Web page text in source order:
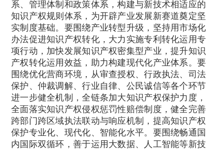
系、管理体制和政策体系，构建与新技术相适应的
知识产权规则体系，为开辟产业发展新赛道奠定坚
实制度基础。要围绕产业转型升级，坚持用市场化
办法促进知识产权转化，大力实施专利转化运用专
项行动，加快发展知识产权密集型产业，提升知识
产权转化运用效益，助力构建现代化产业体系。要
围绕优化营商环境，从审查授权、行政执法、司法
保护、仲裁调解、行业自律、公民诚信等各个环节
进一步健全机制，全链条加大知识产权保护力度，
全面落实知识产权侵权惩罚性赔偿制度，健全完善
跨部门跨区域执法联动与响应机制，提高知识产权
保护专业化、现代化、智能化水平。要围绕畅通国
内国际双循环，善于运用大数据、人工智能等新技